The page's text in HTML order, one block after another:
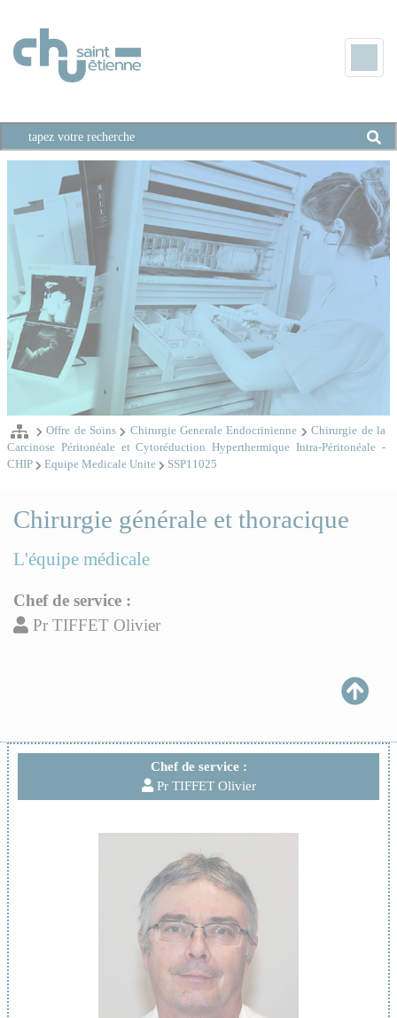
Offre de Soins Chirurgie Generale Endocrinienne
Chirurgie de la
Carcinose Péritonéale et Cytoréduction Hyperthermique Intra-Péritonéale -
CHIP
Equipe Medicale Unite SSP11025
Chef de service :
Pr TIFFET Olivier
Chirurgie générale et thoracique
L'équipe médicale
Chef de service :
Pr TIFFET Olivier